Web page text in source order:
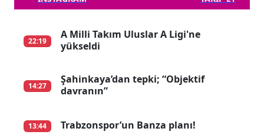
22:19
A Milli Takım Uluslar A Ligi'ne
yükseldi
14:27
Şahinkaya’dan tepki; “Objektif
davranın”
13:44 Trabzonspor’un Banza planı!